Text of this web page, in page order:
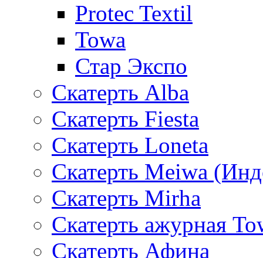
Protec Textil
Towa
Стар Экспо
Скатерть Alba
Скатерть Fiesta
Скатерть Loneta
Скатерть Meiwa
Скатерть Mirha
Скатерть ажурная
Скатерть Афина